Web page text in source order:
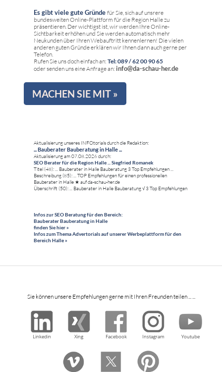
Es gibt viele gute Gründe für Sie, sich auf unsrere
bundesweiten Online-Plattform für die Region Halle zu
präsentieren. Der wichtigst ist, wir werden Ihre Online-
Sichtbarkeit erhöhen und Sie werden automatisch mehr
Neukunden über Ihren Webauftritt kennenlernen! Die vielen
anderen guten Gründe erklären wir Ihnen dann auch gerne per
Telefon.
Rufen Sie uns doch einfach an: Tel: 089 / 62 00 90 65
oder senden uns eine Anfrage an: info@da-schau-her.de
MACHEN SIE MIT »
Aktualisierung unseres INFOtorials durch die Redaktion:
... Bauberater Bauberatung in Halle ...
Aktualisierung am 07.08.2026 durch:
SEO Berater für die Region Halle ... Siegfried Romanek
Titel (48): ... Bauberater in Halle Bauberatung 3 Top Empfehlungen ...
Beschreibung (85): ... TOP Empfehlungen für einen professionellen
Bauberater in Halle ★ auf da-schau-her.de
Überschrift (50): ... Bauberater in Halle Bauberatung √ 3 Top Empfehlungen
Infos zur SEO Beratung für den Bereich:
Bauberater Bauberatung in Halle
finden Sie hier »
Infos zum Thema Advertorials auf unserer Werbeplattform für den
Bereich Halle »
Sie können unsere Empfehlungen gerne mit Ihren Freunden teilen ... ...
Linkedin Xing Facebook Instagram Youtube